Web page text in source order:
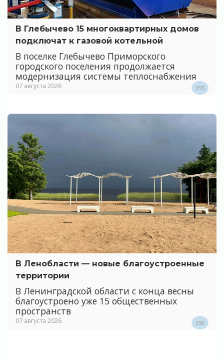
В Глебычево 15 многоквартирных домов
подключат к газовой котельной
В поселке Глебычево Приморского
городского поселения продолжается
модернизация системы теплоснабжения
07 августа 2026 355
В Ленобласти — новые благоустроенные
территории
В Ленинградской области с конца весны
благоустроено уже 15 общественных
пространств
07 августа 2026 350